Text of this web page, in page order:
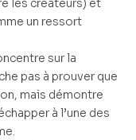
les créateurs) et
un ressort
sur la
pas à prouver que
mais démontre
à l’une des